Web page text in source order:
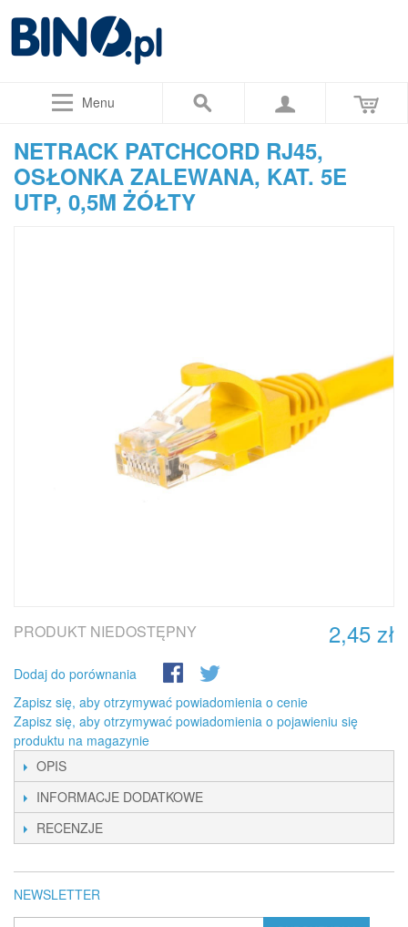
Menu
NETRACK PATCHCORD RJ45,
OSŁONKA ZALEWANA, KAT. 5E
UTP, 0,5M ŻÓŁTY
2,45 zł
PRODUKT NIEDOSTĘPNY
Dodaj do porównania
Zapisz się, aby otrzymywać powiadomienia o cenie
Zapisz się, aby otrzymywać powiadomienia o pojawieniu się
produktu na magazynie
OPIS
INFORMACJE DODATKOWE
RECENZJE
NEWSLETTER